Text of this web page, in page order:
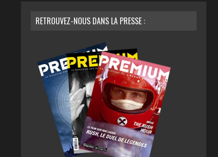
RETROUVEZ-NOUS DANS LA PRESSE :